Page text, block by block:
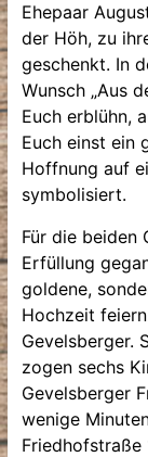
Ehepaar
der Höh, zu
geschenkt. In
Wunsch „Aus
Euch erblühn,
Euch einst ein
Hoffnung auf
symbolisiert.
Für die beiden
Erfüllung
goldene,
Hochzeit
Gevelsberger.
zogen sechs
Gevelsberger
wenige
Friedhofstraße